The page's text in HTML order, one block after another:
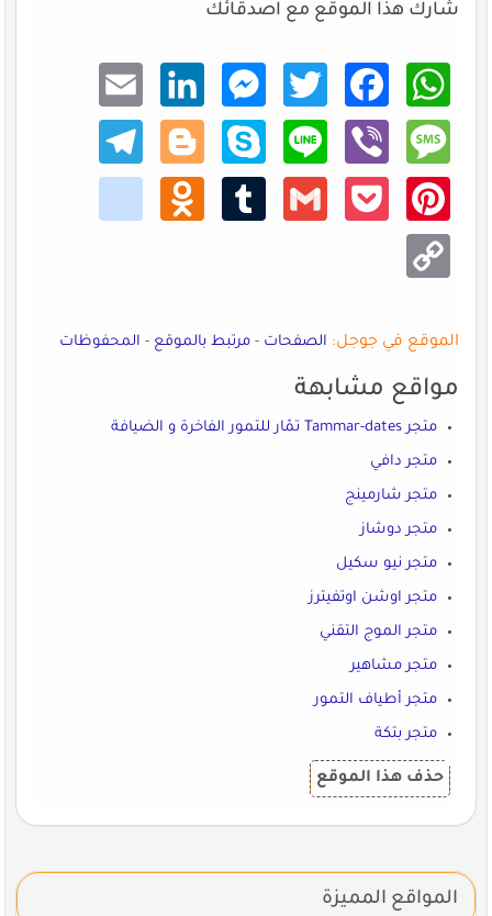
شارك هذا الموقع مع اصدقائك
What
sApp
Faceb
ook
Twitt
er
Mess
enger
Linke
dIn
Email
Mess
age
Viber
Line
Skype
Blogg
er
Teleg
ram
Pinte
rest
Pocke
Gmail
Tumb
Odno
klass
niki
Copy
Link
الموقع في جوجل: الصفحات-مرتبط بالموقع-المحفوظات
مواقع مشابهة
متجر Tammar-dates تمّار للتمور الفاخرة و الضيافة
متجر دافي
متجر شارمينج
متجر دوشاز
متجر نيو سكيل
متجر اوشن اوتفيترز
متجر الموج التقني
متجر مشاهير
متجر أطياف التمور
متجر بتكة
حذف هذا الموقع
المواقع المميزة